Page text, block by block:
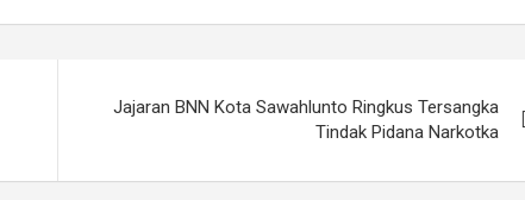
Jajaran BNN Kota Sawahlunto Ringkus Tersangka
Tindak Pidana Narkotka